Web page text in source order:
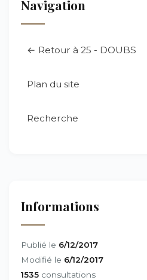
Navigation
← Retour à 25 - DOUBS
Plan du site
Recherche
Informations
Publié le 6/12/2017
Modifié le 6/12/2017
1535 consultations